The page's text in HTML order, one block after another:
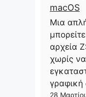
macOS
Μια
αρχεία
χωρίς
γραφική
28